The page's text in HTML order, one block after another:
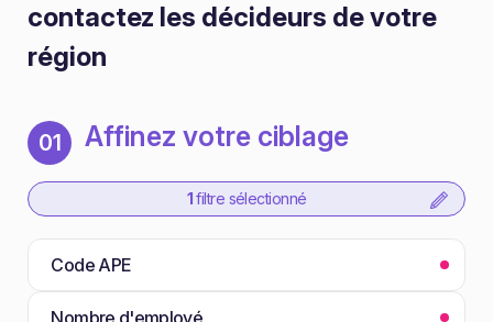
contactez les décideurs de votre
région
01 Affinez votre ciblage
1 filtre sélectionné
Code APE
Nombre d'employé